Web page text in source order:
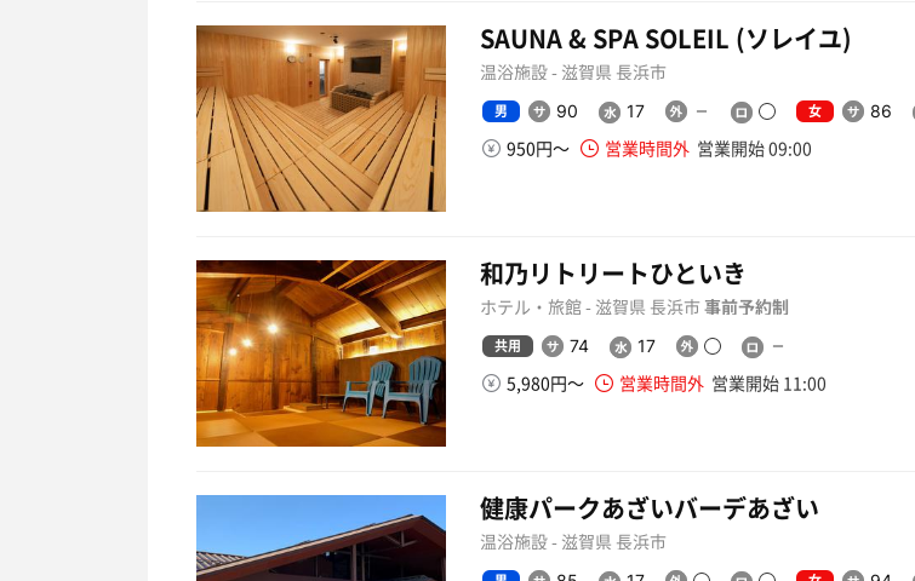
SAUNA & SPA SOLEIL (ソレイユ)
温浴施設 - 滋賀県 長浜市
男 90 17 女 86
950円〜 営業時間外 営業開始 09:00
和乃リトリートひといき
ホテル・旅館 - 滋賀県 長浜市事前予約制
共用 74 17
5,980円〜 営業時間外 営業開始 11:00
健康パークあざいバーデあざい
温浴施設 - 滋賀県 長浜市